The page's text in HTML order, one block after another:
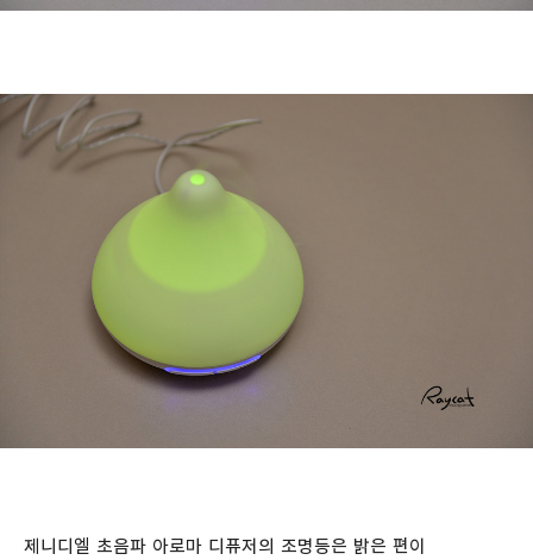
제니디엘 초음파 아로마 디퓨저의 조명등은 밝은 편이